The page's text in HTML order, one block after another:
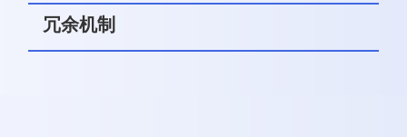
冗余机制